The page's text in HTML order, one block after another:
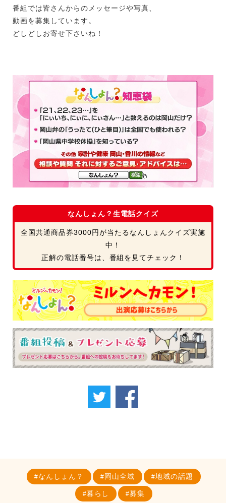
番組では皆さんからのメッセージや写真、
動画を募集しています。
どしどしお寄せ下さいね！
なんしょん？生電話クイズ
全国共通商品券3000円が当たるなんしょんクイズ実施
中！
正解の電話番号は、番組を見てチェック！
なんしょん？ 岡山全域 地域の話題
暮らし 募集